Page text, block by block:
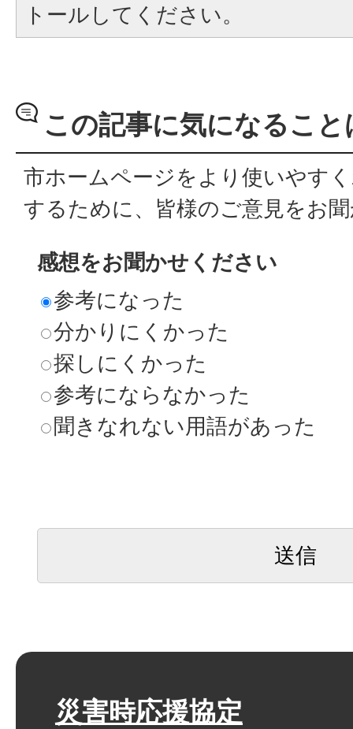
トールしてください。
この記事に気になるこ
市ホームページをより使いやす
するために、皆様のご意見をお
感想をお聞かせください
参考になった
分かりにくかった
探しにくかった
参考にならなかった
聞きなれない用語があった
災害時応援協定